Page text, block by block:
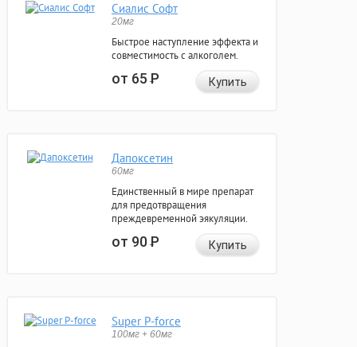
Сиалис Софт
20мг
Быстрое наступление эффекта и
совместимость с алкоголем.
от 65Р Купить
Дапоксетин
60мг
Единственный в мире препарат
для предотвращения
преждевременной эякуляции.
от 90Р Купить
Super P-force
100мг + 60мг